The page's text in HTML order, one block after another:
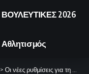
ΒΟΥΛΕΥΤΙΚΕΣ 2026
Αθλητισμός
> Οι νέες ρυθμίσεις για τη διεξαγωγή διαδηλώσεων και παρελάσεων